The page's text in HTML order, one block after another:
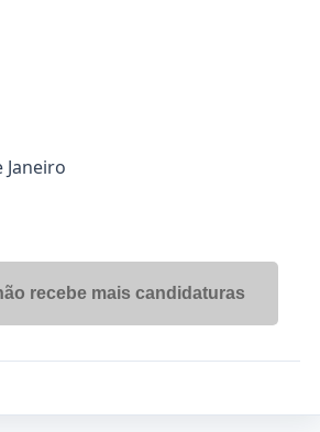
Janeiro
recebe mais candidaturas